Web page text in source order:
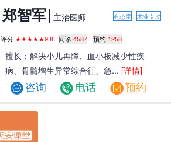
郑智军| 主治医师 术业专攻
有态度
评分 ★★★★★9.8 问诊 4587 预约 1258
擅长：解决小儿再障、血小板减少性疾
病、骨髓增生异常综合征、急...[详情]
咨询 电话 预约